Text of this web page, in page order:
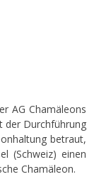
AG Chamäleons
der Durchführung
betraut,
(Schweiz) einen
Chamäleon.